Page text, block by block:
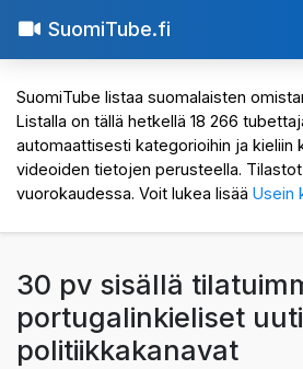
SuomiTube.fi
SuomiTube listaa suomalaisten
Listalla on tällä hetkellä 18 266
automaattisesti kategorioihin ja kieliin
videoiden tietojen perusteella.
vuorokaudessa. Voit lukea lisää Usein
30 pv sisällä
portugalinkieliset
politiikkakanavat